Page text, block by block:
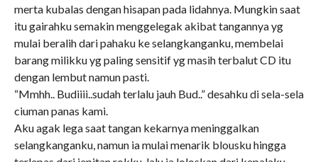
merta kubalas dengan hisapan pada lidahnya. Mungkin saat
itu gairahku semakin menggelegak akibat tangannya yg
mulai beralih dari pahaku ke selangkanganku, membelai
barang milikku yg paling sensitif yg masih terbalut CD itu
dengan lembut namun pasti.
“Mmhh.. Budiiii..sudah terlalu jauh Bud..” desahku di sela-sela
ciuman panas kami.
Aku agak lega saat tangan kekarnya meninggalkan
selangkanganku, namun ia mulai menarik blousku hingga